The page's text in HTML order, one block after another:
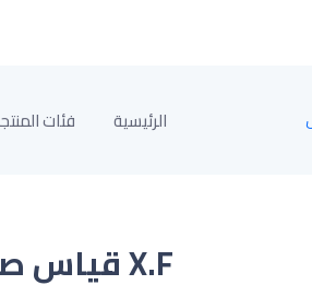
الرئيسية فئات
X.F قياس صلادة المطاط والجلد